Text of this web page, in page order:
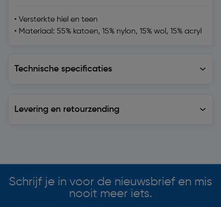
• Versterkte hiel en teen
• Materiaal: 55% katoen, 15% nylon, 15% wol, 15% acryl
Technische specificaties
Levering en retourzending
Schrijf je in voor de nieuwsbrief en mis
nooit meer iets.